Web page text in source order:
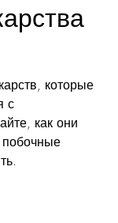
которые
с
как они
побочные